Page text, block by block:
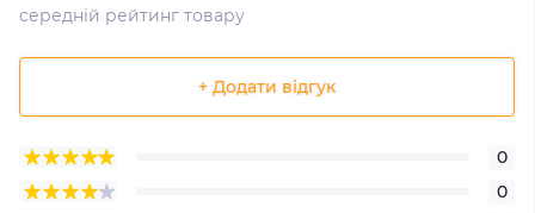
середній рейтинг товару
+ Додати відгук
0
0